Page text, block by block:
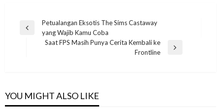
Post
navigation
Previous
Petualangan Eksotis The Sims Castaway
yang Wajib Kamu Coba
Saat FPS Masih Punya Cerita Kembali ke
Frontline
YOU MIGHT ALSO LIKE